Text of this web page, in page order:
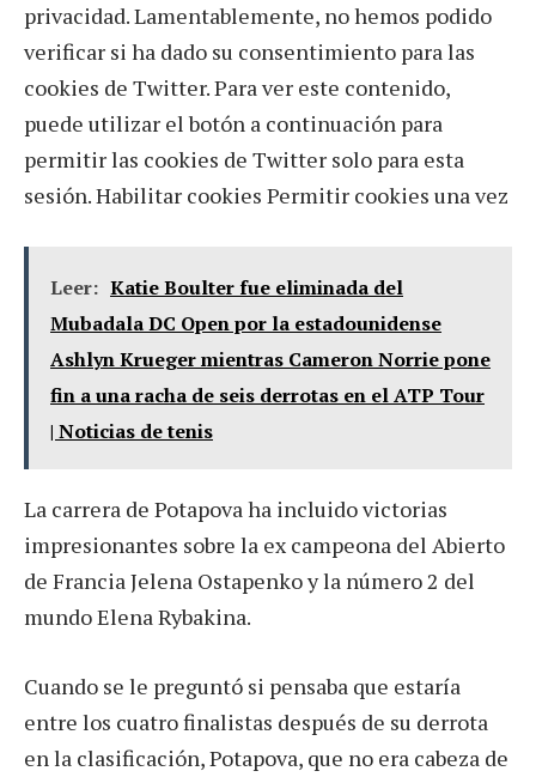
privacidad. Lamentablemente, no hemos podido
verificar si ha dado su consentimiento para las
cookies de Twitter. Para ver este contenido,
puede utilizar el botón a continuación para
permitir las cookies de Twitter solo para esta
sesión. Habilitar cookies Permitir cookies una vez
Leer: Katie Boulter fue eliminada del
Mubadala DC Open por la estadounidense
Ashlyn Krueger mientras Cameron Norrie pone
fin a una racha de seis derrotas en el ATP Tour
| Noticias de tenis
La carrera de Potapova ha incluido victorias
impresionantes sobre la ex campeona del Abierto
de Francia Jelena Ostapenko y la número 2 del
mundo Elena Rybakina.
Cuando se le preguntó si pensaba que estaría
entre los cuatro finalistas después de su derrota
en la clasificación, Potapova, que no era cabeza de